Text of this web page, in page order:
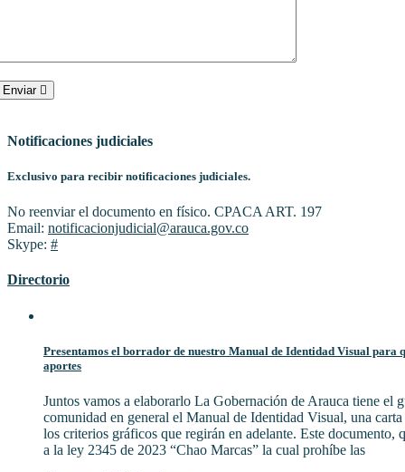
Enviar
Notificaciones judiciales
Exclusivo para recibir notificaciones judiciales.
No reenviar el documento en físico. CPACA ART. 197
Email: notificacionjudicial@arauca.gov.co
Skype: #
Directorio
Presentamos el borrador de nuestro Manual de Identidad Visual para
aportes
Juntos vamos a elaborarlo La Gobernación de Arauca tiene el
comunidad en general el Manual de Identidad Visual, una
los criterios gráficos que regirán en adelante. Este documento,
a la ley 2345 de 2023 “Chao Marcas” la cual prohíbe las